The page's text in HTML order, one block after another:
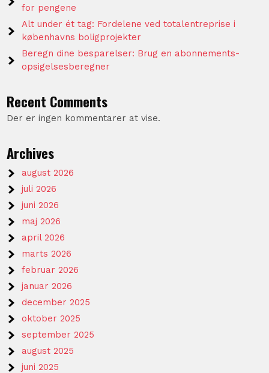
for pengene
Alt under ét tag: Fordelene ved totalentreprise i
københavns boligprojekter
Beregn dine besparelser: Brug en abonnements-
opsigelsesberegner
Recent Comments
Der er ingen kommentarer at vise.
Archives
august 2026
juli 2026
juni 2026
maj 2026
april 2026
marts 2026
februar 2026
januar 2026
december 2025
oktober 2025
september 2025
august 2025
juni 2025